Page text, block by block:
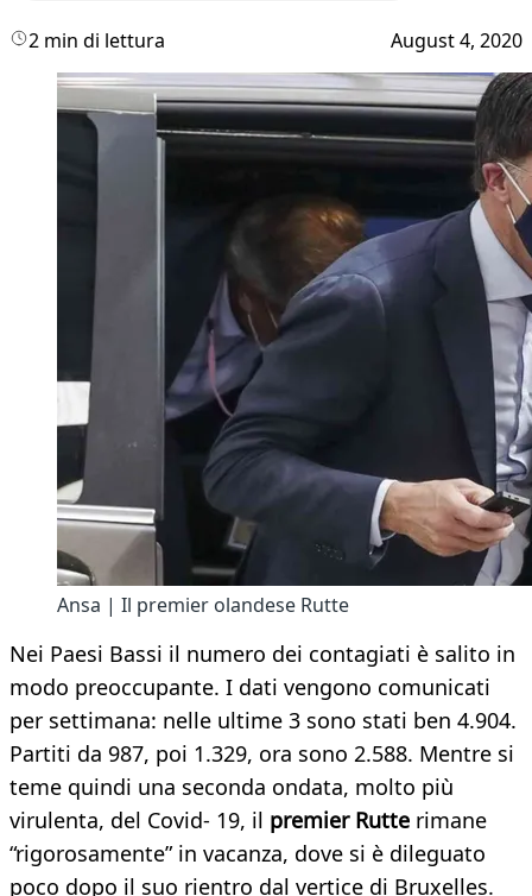
2 min di lettura August 4, 2020
Ansa | Il premier olandese Rutte
Nei Paesi Bassi il numero dei contagiati è salito in
modo preoccupante. I dati vengono comunicati
per settimana: nelle ultime 3 sono stati ben 4.904.
Partiti da 987, poi 1.329, ora sono 2.588. Mentre si
teme quindi una seconda ondata, molto più
virulenta, del Covid- 19, il premier Rutte rimane
“rigorosamente” in vacanza, dove si è dileguato
poco dopo il suo rientro dal vertice di Bruxelles.